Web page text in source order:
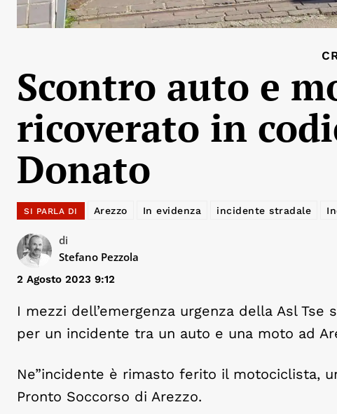
Scontro auto e
ricoverato in
Donato
SI PARLA DI Arezzo In evidenza incidente stradale
di
Stefano Pezzola
2 Agosto 2023 9:12
I mezzi dell’emergenza urgenza della Asl
per un incidente tra un auto e una moto ad
Ne”incidente è rimasto ferito il motociclista,
Pronto Soccorso di Arezzo.